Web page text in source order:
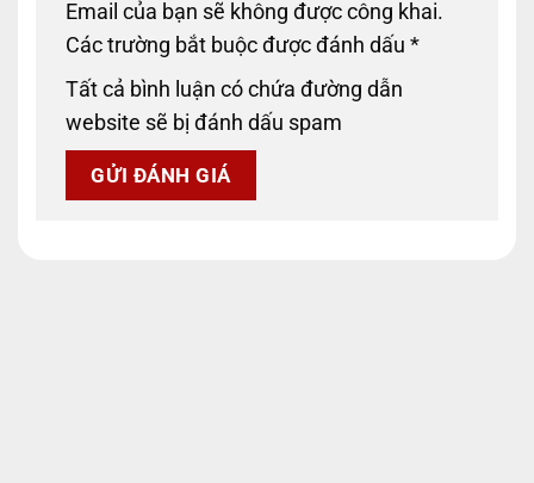
Email của bạn sẽ không được công khai.
Các trường bắt buộc được đánh dấu *
Tất cả bình luận có chứa đường dẫn
website sẽ bị đánh dấu spam